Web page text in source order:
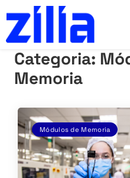
Categoria:
Memoria
Módulos de Memoria